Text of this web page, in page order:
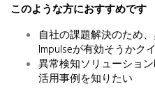
このような方におすすめです
自社の課題解決のため
Impulseが有効そうかク
異常検知ソリューショ
活用事例を知りたい